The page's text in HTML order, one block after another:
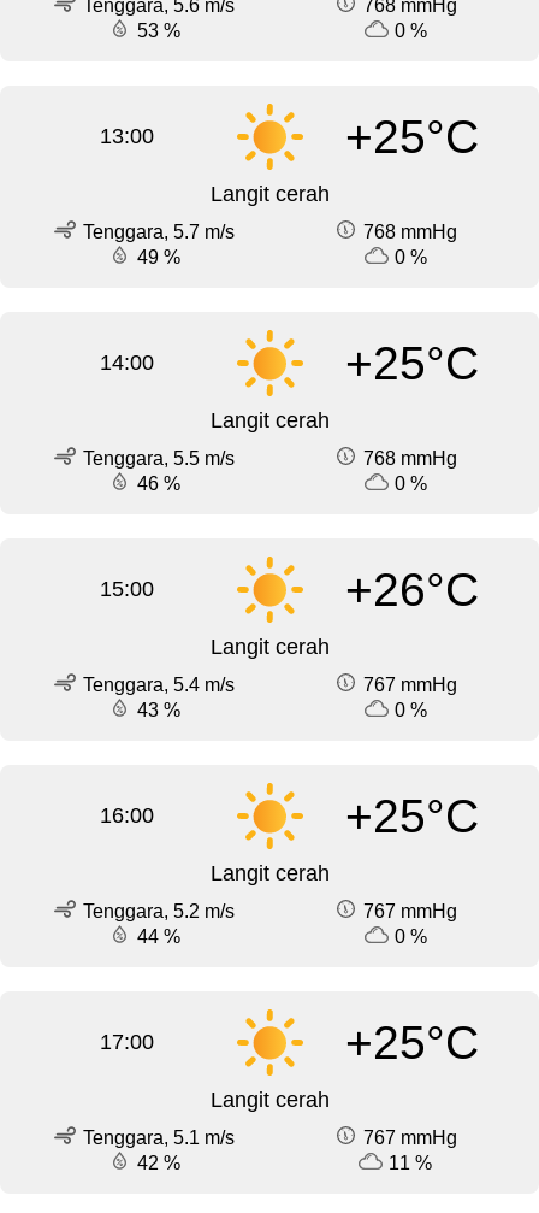
Tenggara, 5.6 m/s
768 mmHg
53 %
0 %
13:00 +25°C
Langit cerah
Tenggara, 5.7 m/s
768 mmHg
49 %
0 %
14:00 +25°C
Langit cerah
Tenggara, 5.5 m/s
768 mmHg
46 %
0 %
15:00 +26°C
Langit cerah
Tenggara, 5.4 m/s
767 mmHg
43 %
0 %
16:00 +25°C
Langit cerah
Tenggara, 5.2 m/s
767 mmHg
44 %
0 %
17:00 +25°C
Langit cerah
Tenggara, 5.1 m/s
767 mmHg
42 %
11 %